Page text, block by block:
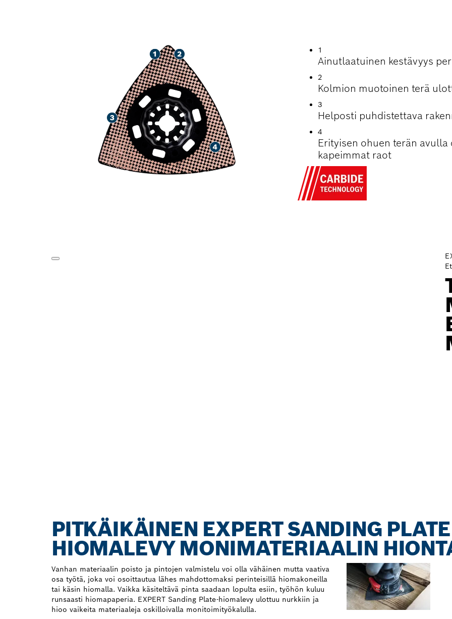
1
Ainutlaatuinen kestävyys
2
Kolmion muotoinen terä
3
Helposti puhdistettava
4
Erityisen ohuen terän
kapeimmat raot
PITKÄIKÄINEN EXPERT SANDING
HIOMALEVY MONIMATERIAALIN
Vanhan materiaalin poisto ja pintojen valmistelu voi olla vähäinen mutta vaativa
osa työtä, joka voi osoittautua lähes mahdottomaksi perinteisillä hiomakoneilla
tai käsin hiomalla. Vaikka käsiteltävä pinta saadaan lopulta esiin, työhön kuluu
runsaasti hiomapaperia. EXPERT Sanding Plate-hiomalevy ulottuu nurkkiin ja
hioo vaikeita materiaaleja oskilloivalla monitoimityökalulla.